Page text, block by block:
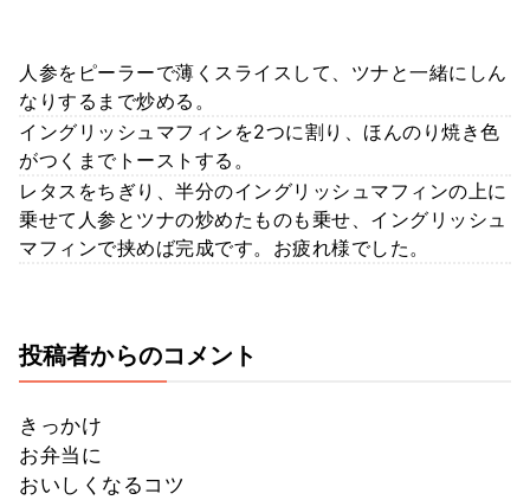
人参をピーラーで薄くスライスして、ツナと一緒にしん
なりするまで炒める。
イングリッシュマフィンを2つに割り、ほんのり焼き色
がつくまでトーストする。
レタスをちぎり、半分のイングリッシュマフィンの上に
乗せて人参とツナの炒めたものも乗せ、イングリッシュ
マフィンで挟めば完成です。お疲れ様でした。
投稿者からのコメント
きっかけ
お弁当に
おいしくなるコツ